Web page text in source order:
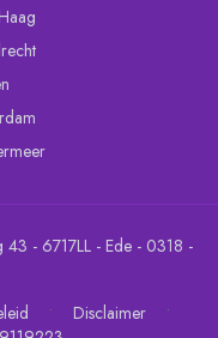
- 6717LL - Ede - 0318 -
• Disclaimer •